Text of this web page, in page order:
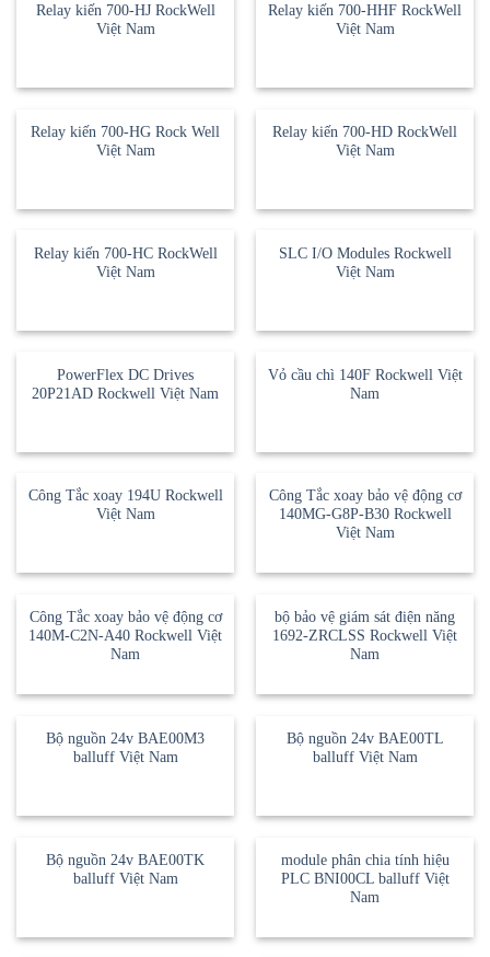
Relay kiến 700-HJ RockWell
Việt Nam
Relay kiến 700-HHF RockWell
Việt Nam
Relay kiến 700-HG Rock Well
Việt Nam
Relay kiến 700-HD RockWell
Việt Nam
Relay kiến 700-HC RockWell
Việt Nam
SLC I/O Modules Rockwell
Việt Nam
PowerFlex DC Drives
20P21AD Rockwell Việt Nam
Vỏ cầu chì 140F Rockwell Việt
Nam
Công Tắc xoay 194U Rockwell
Việt Nam
Công Tắc xoay bảo vệ động cơ
140MG-G8P-B30 Rockwell
Việt Nam
Công Tắc xoay bảo vệ động cơ
140M-C2N-A40 Rockwell Việt
Nam
bộ bảo vệ giám sát điện năng
1692-ZRCLSS Rockwell Việt
Nam
Bộ nguồn 24v BAE00M3
balluff Việt Nam
Bộ nguồn 24v BAE00TL
balluff Việt Nam
Bộ nguồn 24v BAE00TK
balluff Việt Nam
module phân chia tính hiệu
PLC BNI00CL balluff Việt
Nam